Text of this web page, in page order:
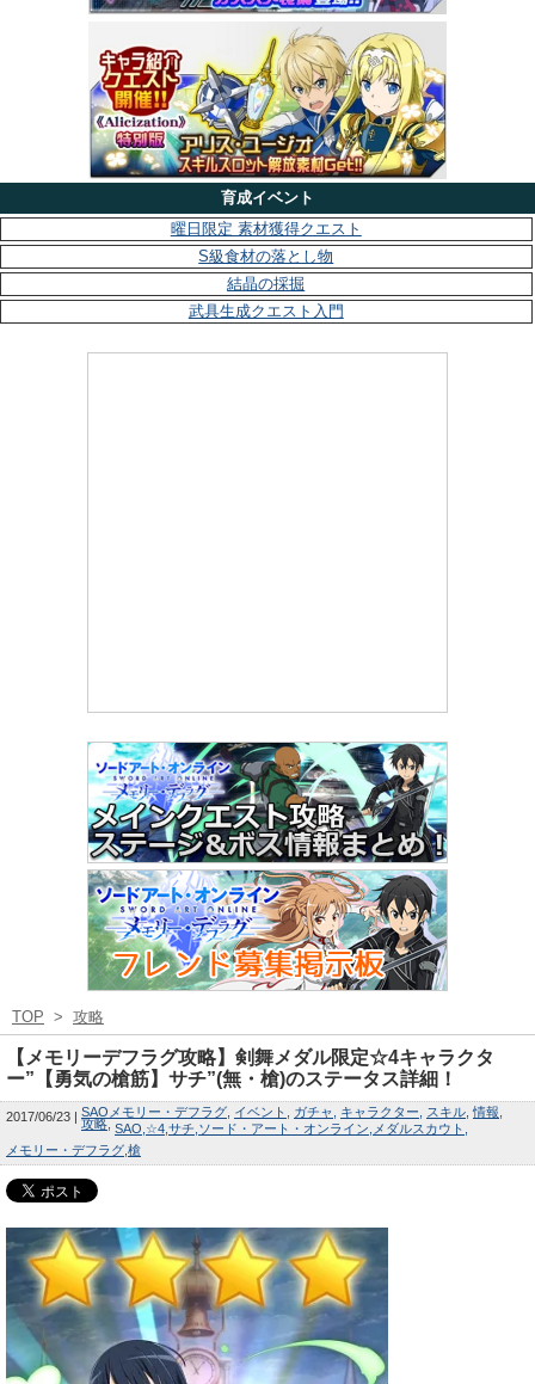
育成イベント
曜日限定 素材獲得クエスト
S級食材の落とし物
結晶の採掘
武具生成クエスト入門
TOP > 攻略
【メモリーデフラグ攻略】剣舞メダル限定☆4キャラクタ
ー”【勇気の槍筋】サチ”(無・槍)のステータス詳細！
2017/06/23 SAOメモリー・デフラグ イベント ガチャ キャラクター スキル 情報
攻略 SAO ☆4 サチ ソード・アート・オンライン メダルスカウト
メモリー・デフラグ 槍